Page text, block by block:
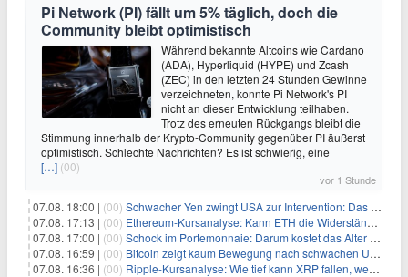
Pi Network (PI) fällt um 5% täglich, doch die
Community bleibt optimistisch
Während bekannte Altcoins wie Cardano
(ADA), Hyperliquid (HYPE) und Zcash
(ZEC) in den letzten 24 Stunden Gewinne
verzeichneten, konnte Pi Network's PI
nicht an dieser Entwicklung teilhaben.
Trotz des erneuten Rückgangs bleibt die
Stimmung innerhalb der Krypto-Community gegenüber PI äußerst
optimistisch. Schlechte Nachrichten? Es ist schwierig, eine
[…] (00)
vor 1 Stunde
07.08. 18:00 | (00) Schwacher Yen zwingt USA zur Intervention: Das größte Risiko seit 15 Jahren
07.08. 17:13 | (00) Ethereum-Kursanalyse: Kann ETH die Widerstände der gleitenden Durchschnitte überwinden?
07.08. 17:00 | (00) Schock im Portemonnaie: Darum kostet das Alter deutlich mehr als Sie denken
07.08. 16:59 | (00) Bitcoin zeigt kaum Bewegung nach schwachen US-Arbeitsmarktdaten, Fed-Zinserhöhungschancen sinken auf 44%
07.08. 16:36 | (00) Ripple-Kursanalyse: Wie tief kann XRP fallen, wenn die $1-Unterstützung am Wochenende verloren geht?